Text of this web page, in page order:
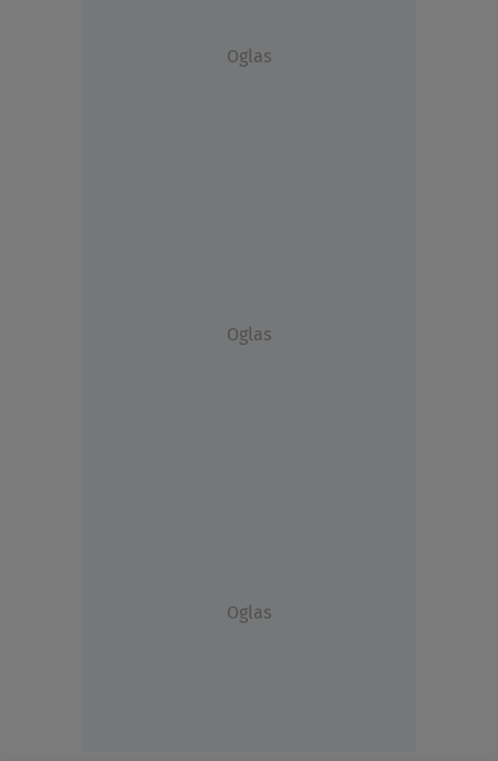
Oglas
Oglas
Oglas